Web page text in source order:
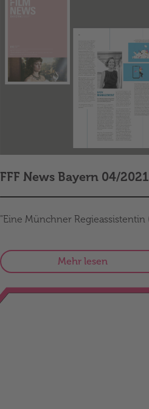
FFF News Bayern 04/2021
"Eine Münchner Regieassistentin
Mehr lesen